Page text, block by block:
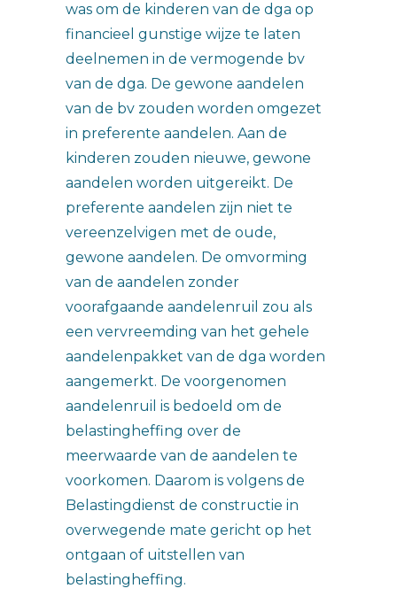
was om de kinderen van de dga op
financieel gunstige wijze te laten
deelnemen in de vermogende bv
van de dga. De gewone aandelen
van de bv zouden worden omgezet
in preferente aandelen. Aan de
kinderen zouden nieuwe, gewone
aandelen worden uitgereikt. De
preferente aandelen zijn niet te
vereenzelvigen met de oude,
gewone aandelen. De omvorming
van de aandelen zonder
voorafgaande aandelenruil zou als
een vervreemding van het gehele
aandelenpakket van de dga worden
aangemerkt. De voorgenomen
aandelenruil is bedoeld om de
belastingheffing over de
meerwaarde van de aandelen te
voorkomen. Daarom is volgens de
Belastingdienst de constructie in
overwegende mate gericht op het
ontgaan of uitstellen van
belastingheffing.